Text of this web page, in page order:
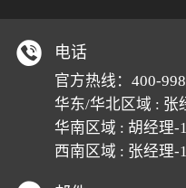
电话
官方热线： 400-
华东/华北区域 : 张
华南区域 : 胡经理-
西南区域 : 张经理-